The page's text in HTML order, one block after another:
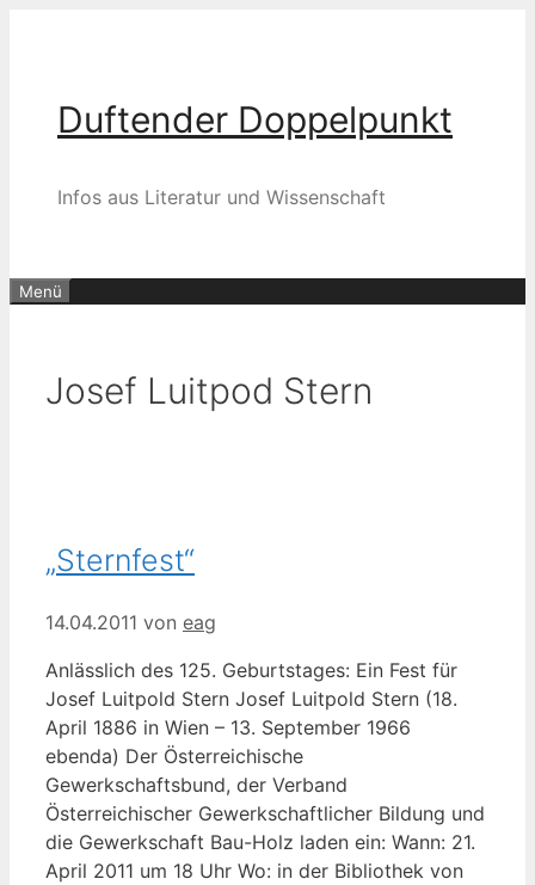
Duftender Doppelpunkt
Infos aus Literatur und Wissenschaft
Menü
Josef Luitpod Stern
„Sternfest“
14.04.2011 von eag
Anlässlich des 125. Geburtstages: Ein Fest für
Josef Luitpold Stern Josef Luitpold Stern (18.
April 1886 in Wien – 13. September 1966
ebenda) Der Österreichische
Gewerkschaftsbund, der Verband
Österreichischer Gewerkschaftlicher Bildung und
die Gewerkschaft Bau-Holz laden ein: Wann: 21.
April 2011 um 18 Uhr Wo: in der Bibliothek von